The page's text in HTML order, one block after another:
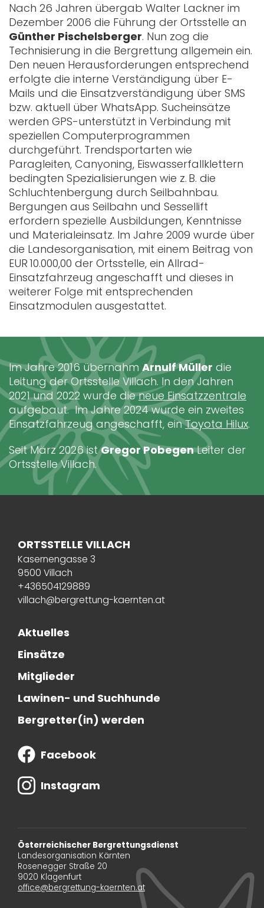
Nach 26 Jahren übergab Walter Lackner im
Dezember 2006 die Führung der Ortsstelle an
Günther Pischelsberger. Nun zog die
Technisierung in die Bergrettung allgemein ein.
Den neuen Herausforderungen entsprechend
erfolgte die interne Verständigung über E-
Mails und die Einsatzverständigung über SMS
bzw. aktuell über WhatsApp. Sucheinsätze
werden GPS-unterstützt in Verbindung mit
speziellen Computerprogrammen
durchgeführt. Trendsportarten wie
Paragleiten, Canyoning, Eiswasserfallklettern
bedingten Spezialisierungen wie z. B. die
Schluchtenbergung durch Seilbahnbau.
Bergungen aus Seilbahn und Sessellift
erfordern spezielle Ausbildungen, Kenntnisse
und Materialeinsatz. Im Jahre 2009 wurde über
die Landesorganisation, mit einem Beitrag von
EUR 10.000,00 der Ortsstelle, ein Allrad-
Einsatzfahrzeug angeschafft und dieses in
weiterer Folge mit entsprechenden
Einsatzmodulen ausgestattet.
Im Jahre 2016 übernahm Arnulf Müller die
Leitung der Ortsstelle Villach. In den Jahren
2021 und 2022 wurde dieneue Einsatzzentrale
aufgebaut. Im Jahre 2024 wurde ein zweites
Einsatzfahrzeug angeschafft, einToyota Hilux.
Seit März 2026 istGregor PobegenLeiter der
Ortsstelle Villach.
ORTSSTELLE VILLACH
Kasernengasse 3
9500 Villach
+436504129889
villach@bergrettung-kaernten.at
Aktuelles
Einsätze
Mitglieder
Lawinen- und Suchhunde
Bergretter(in) werden
Facebook
Instagram
Österreichischer Bergrettungsdienst
Landesorganisation Kärnten
Rosenegger Straße 20
9020 Klagenfurt
office@bergrettung-kaernten.at